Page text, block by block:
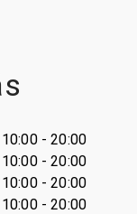
10:00 - 20:00
10:00 - 20:00
10:00 - 20:00
10:00 - 20:00